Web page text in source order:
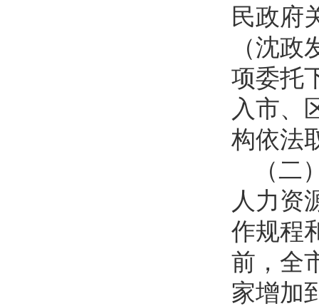
民政府
（沈
项委托
入市、
构依法
（
人力资
作规程
前，全
家增加